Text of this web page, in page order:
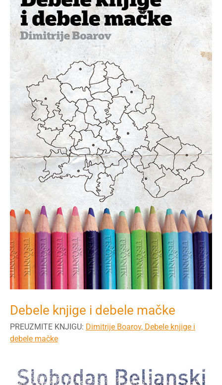
Debele knjige i debele mačke
PREUZMITE KNJIGU: Dimitrije Boarov, Debele knjige i
debele mačke